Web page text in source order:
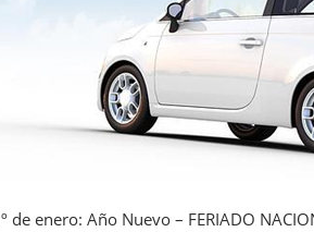
de enero: Año Nuevo – FERIADO